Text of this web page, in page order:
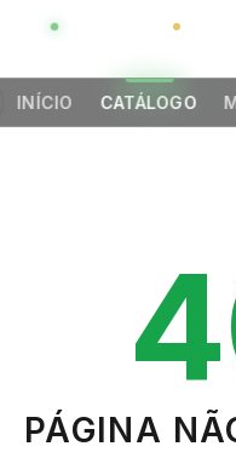
GLOBAL
INÍCIO CATÁLOGO
PÁGINA